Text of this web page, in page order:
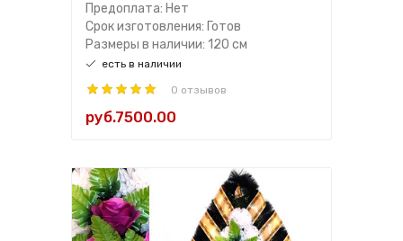
Предоплата: Нет
Срок изготовления: Готов
Размеры в наличии: 120 см
есть в наличии
0 отзывов
руб.7500.00